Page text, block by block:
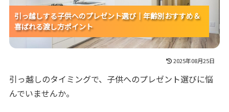
引っ越しする子供へのプレゼント選び｜年齢別おすすめ＆
喜ばれる渡し方ポイント
引っ越しする子供へのプレゼント選び｜年齢別おすすめ＆
喜ばれる渡し方ポイント
引っ越しする子供へのプレゼント選び｜年齢別おすすめ＆
喜ばれる渡し方ポイント
2025年08月25日
引っ越しのタイミングで、子供へのプレゼント選びに悩
んでいませんか。